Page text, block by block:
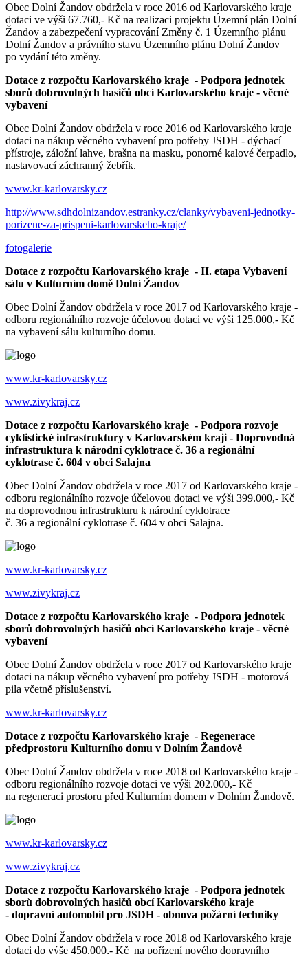
Obec Dolní Žandov obdržela v roce 2016 od Karlovarského kraje
dotaci ve výši 67.760,- Kč na realizaci projektu Územní plán Dolní
Žandov a zabezpečení vypracování Změny č. 1 Územního plánu
Dolní Žandov a právního stavu Územního plánu Dolní Žandov
po vydání této změny.
Dotace z rozpočtu Karlovarského kraje - Podpora jednotek
sborů dobrovolných hasičů obcí Karlovarského kraje - věcné
vybavení
Obec Dolní Žandov obdržela v roce 2016 od Karlovarského kraje
dotaci na nákup věcného vybavení pro potřeby JSDH - dýchací
přístroje, záložní lahve, brašna na masku, ponorné kalové čerpadlo,
nastavovací záchranný žebřík.
www.kr-karlovarsky.cz
http://www.sdhdolnizandov.estranky.cz/clanky/vybaveni-jednotky-
porizene-za-prispeni-karlovarskeho-kraje/
fotogalerie
Dotace z rozpočtu Karlovarského kraje - II. etapa Vybavení
sálu v Kulturním domě Dolní Žandov
Obec Dolní Žandov obdržela v roce 2017 od Karlovarského kraje -
odboru regionálního rozvoje účelovou dotaci ve výši 125.000,- Kč
na vybavení sálu kulturního domu.
www.kr-karlovarsky.cz
www.zivykraj.cz
Dotace z rozpočtu Karlovarského kraje - Podpora rozvoje
cyklistické infrastruktury v Karlovarském kraji - Doprovodná
infrastruktura k národní cyklotrace č. 36 a regionální
cyklotrase č. 604 v obci Salajna
Obec Dolní Žandov obdržela v roce 2017 od Karlovarského kraje -
odboru regionálního rozvoje účelovou dotaci ve výši 399.000,- Kč
na doprovodnou infrastrukturu k národní cyklotrace
č. 36 a regionální cyklotrase č. 604 v obci Salajna.
www.kr-karlovarsky.cz
www.zivykraj.cz
Dotace z rozpočtu Karlovarského kraje - Podpora jednotek
sborů dobrovolných hasičů obcí Karlovarského kraje - věcné
vybavení
Obec Dolní Žandov obdržela v roce 2017 od Karlovarského kraje
dotaci na nákup věcného vybavení pro potřeby JSDH - motorová
pila včetně příslušenství.
www.kr-karlovarsky.cz
Dotace z rozpočtu Karlovarského kraje - Regenerace
předprostoru Kulturního domu v Dolním Žandově
Obec Dolní Žandov obdržela v roce 2018 od Karlovarského kraje -
odboru regionálního rozvoje dotaci ve výši 202.000,- Kč
na regeneraci prostoru před Kulturním domem v Dolním Žandově.
www.kr-karlovarsky.cz
www.zivykraj.cz
Dotace z rozpočtu Karlovarského kraje - Podpora jednotek
sborů dobrovolných hasičů obcí Karlovarského kraje
- dopravní automobil pro JSDH - obnova požární techniky
Obec Dolní Žandov obdržela v roce 2018 od Karlovarského kraje
dotaci do výše 450.000,- Kč na pořízení nového dopravního